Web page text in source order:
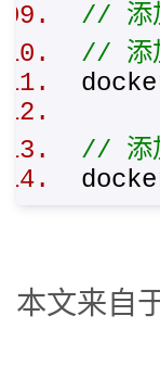
// 添
// 添
// 添
本文来自